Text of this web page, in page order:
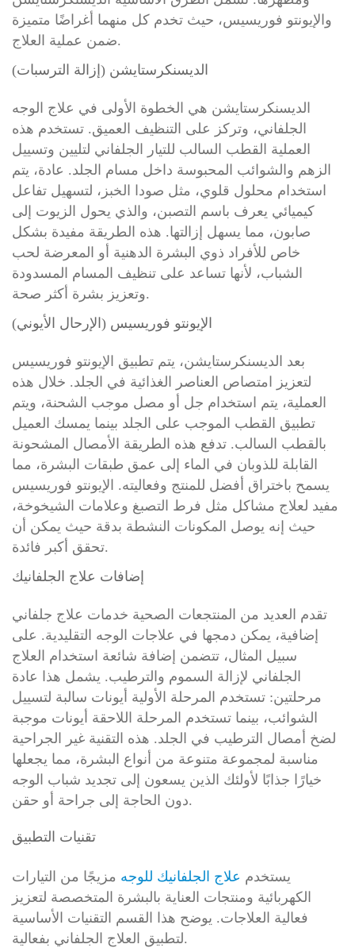
والإيونتو فوريسيس، حيث تخدم كل منهما أغراضًا متميزة
ضمن عملية العلاج.
الديسنكرستايشن (إزالة الترسبات)
الديسنكرستايشن هي الخطوة الأولى في علاج الوجه
الجلفاني، وتركز على التنظيف العميق. تستخدم هذه
العملية القطب السالب للتيار الجلفاني لتليين وتسييل
الزهم والشوائب المحبوسة داخل مسام الجلد. عادة، يتم
استخدام محلول قلوي، مثل صودا الخبز، لتسهيل تفاعل
كيميائي يعرف باسم التصبن، والذي يحول الزيوت إلى
صابون، مما يسهل إزالتها. هذه الطريقة مفيدة بشكل
خاص للأفراد ذوي البشرة الدهنية أو المعرضة لحب
الشباب، لأنها تساعد على تنظيف المسام المسدودة
وتعزيز بشرة أكثر صحة.
الإيونتو فوريسيس (الإرحال الأيوني)
بعد الديسنكرستايشن، يتم تطبيق الإيونتو فوريسيس
لتعزيز امتصاص العناصر الغذائية في الجلد. خلال هذه
العملية، يتم استخدام جل أو مصل موجب الشحنة، ويتم
تطبيق القطب الموجب على الجلد بينما يمسك العميل
بالقطب السالب. تدفع هذه الطريقة الأمصال المشحونة
القابلة للذوبان في الماء إلى عمق طبقات البشرة، مما
يسمح باختراق أفضل للمنتج وفعاليته. الإيونتو فوريسيس
مفيد لعلاج مشاكل مثل فرط التصبغ وعلامات الشيخوخة،
حيث إنه يوصل المكونات النشطة بدقة حيث يمكن أن
تحقق أكبر فائدة.
إضافات علاج الجلفانيك
تقدم العديد من المنتجعات الصحية خدمات علاج جلفاني
إضافية، يمكن دمجها في علاجات الوجه التقليدية. على
سبيل المثال، تتضمن إضافة شائعة استخدام العلاج
الجلفاني لإزالة السموم والترطيب. يشمل هذا عادة
مرحلتين: تستخدم المرحلة الأولية أيونات سالبة لتسييل
الشوائب، بينما تستخدم المرحلة اللاحقة أيونات موجبة
لضخ أمصال الترطيب في الجلد. هذه التقنية غير الجراحية
مناسبة لمجموعة متنوعة من أنواع البشرة، مما يجعلها
خيارًا جذابًا لأولئك الذين يسعون إلى تجديد شباب الوجه
دون الحاجة إلى جراحة أو حقن.
تقنيات التطبيق
يستخدم علاج الجلفانيك للوجه مزيجًا من التيارات
الكهربائية ومنتجات العناية بالبشرة المتخصصة لتعزيز
فعالية العلاجات. يوضح هذا القسم التقنيات الأساسية
لتطبيق العلاج الجلفاني بفعالية.